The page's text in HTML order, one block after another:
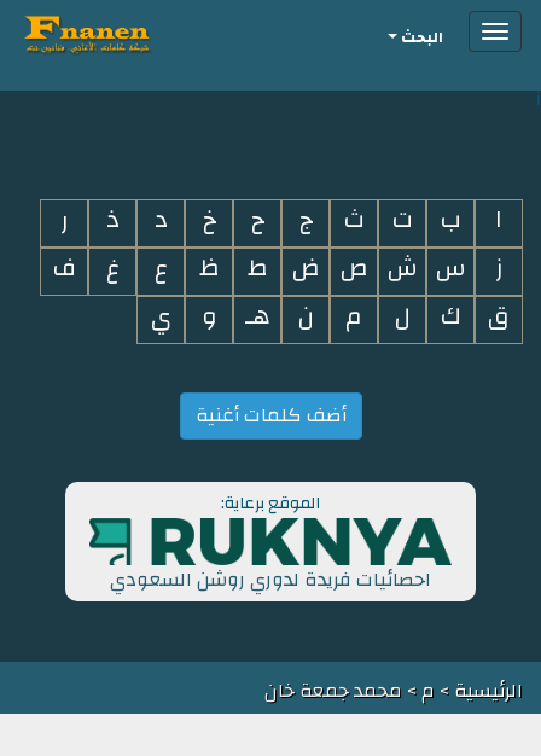
i
Toggleالبحث
ا ب ت ث ج ح خ د ذ
ر
ز
س ش ص ض ط ظ ع غ
ف
ق
ك ل م ن هـ و ي
أضف كلمات أغنية
الموقع برعاية:
احصائيات فريدة لدوري روشن السعودي
الرئيسية> م> محمد جمعة خان